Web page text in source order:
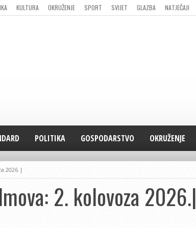
KULTURA OKRUŽENJE SPORT SVIJET GLAZBA
NATJEČAJI
POLITIKA GOSPODARSTVO OKRUŽENJE
2026.|
2. kolovoza 2026.|